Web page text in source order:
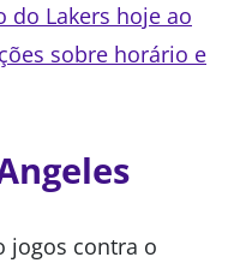
do Lakers hoje ao
sobre horário e
jogos contra o